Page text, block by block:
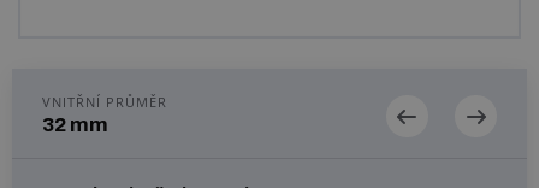
VNITŘNÍ PRŮMĚR
32 mm